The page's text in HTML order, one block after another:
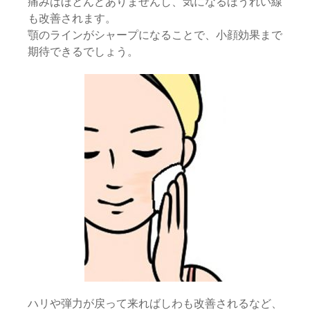
も改善されます。
顎のラインがシャープになることで、小顔効果まで
期待できるでしょう。
ハリや弾力が戻って来ればしわも改善されるなど、